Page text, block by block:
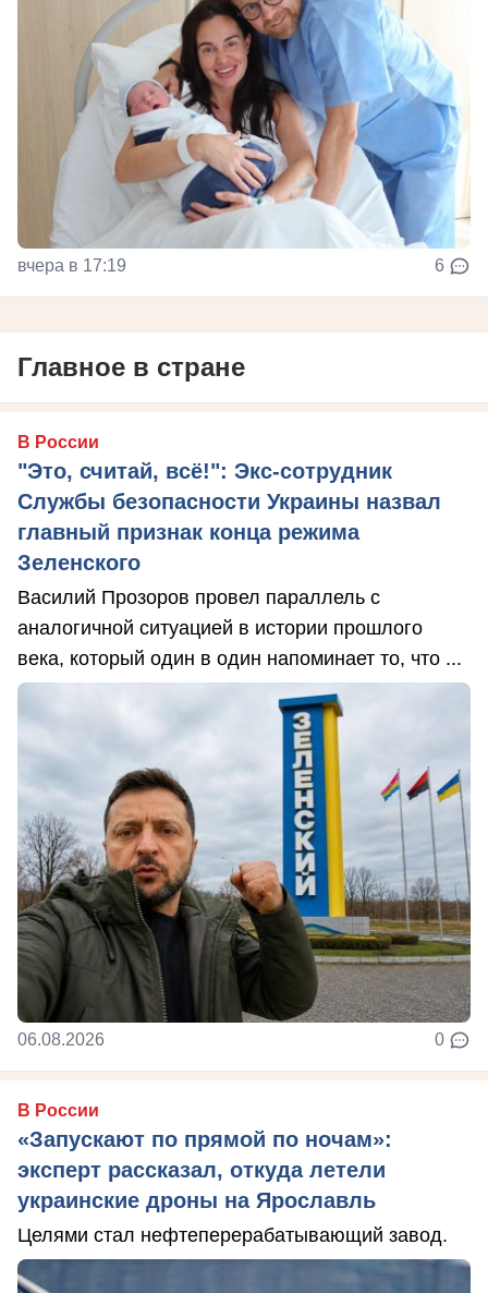
вчера в 17:19 6
Главное в стране
В России
"Это, считай, всё!": Экс-сотрудник
Службы безопасности Украины назвал
главный признак конца режима
Зеленского
Василий Прозоров провел параллель с
аналогичной ситуацией в истории прошлого
века, который один в один напоминает то, что ...
06.08.2026 0
В России
«Запускают по прямой по ночам»:
эксперт рассказал, откуда летели
украинские дроны на Ярославль
Целями стал нефтеперерабатывающий завод.